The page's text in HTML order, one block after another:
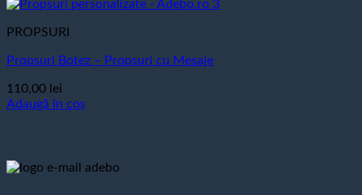
PROPSURI
Propsuri Botez – Propsuri cu Mesaje
110,00 lei
Adaugă în coș